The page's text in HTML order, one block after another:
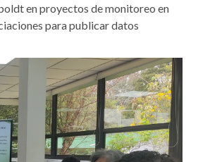
en proyectos de monitoreo en
para publicar datos